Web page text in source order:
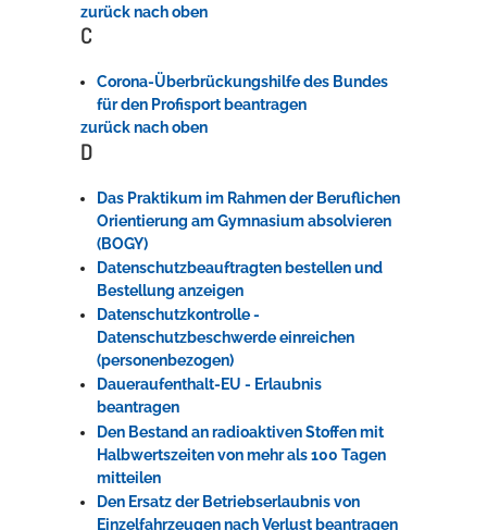
zurück nach oben
C
Corona-Überbrückungshilfe des Bundes
für den Profisport beantragen
zurück nach oben
D
Das Praktikum im Rahmen der Beruflichen
Orientierung am Gymnasium absolvieren
(BOGY)
Datenschutzbeauftragten bestellen und
Bestellung anzeigen
Datenschutzkontrolle -
Datenschutzbeschwerde einreichen
(personenbezogen)
Daueraufenthalt-EU - Erlaubnis
beantragen
Den Bestand an radioaktiven Stoffen mit
Halbwertszeiten von mehr als 100 Tagen
mitteilen
Den Ersatz der Betriebserlaubnis von
Einzelfahrzeugen nach Verlust beantragen